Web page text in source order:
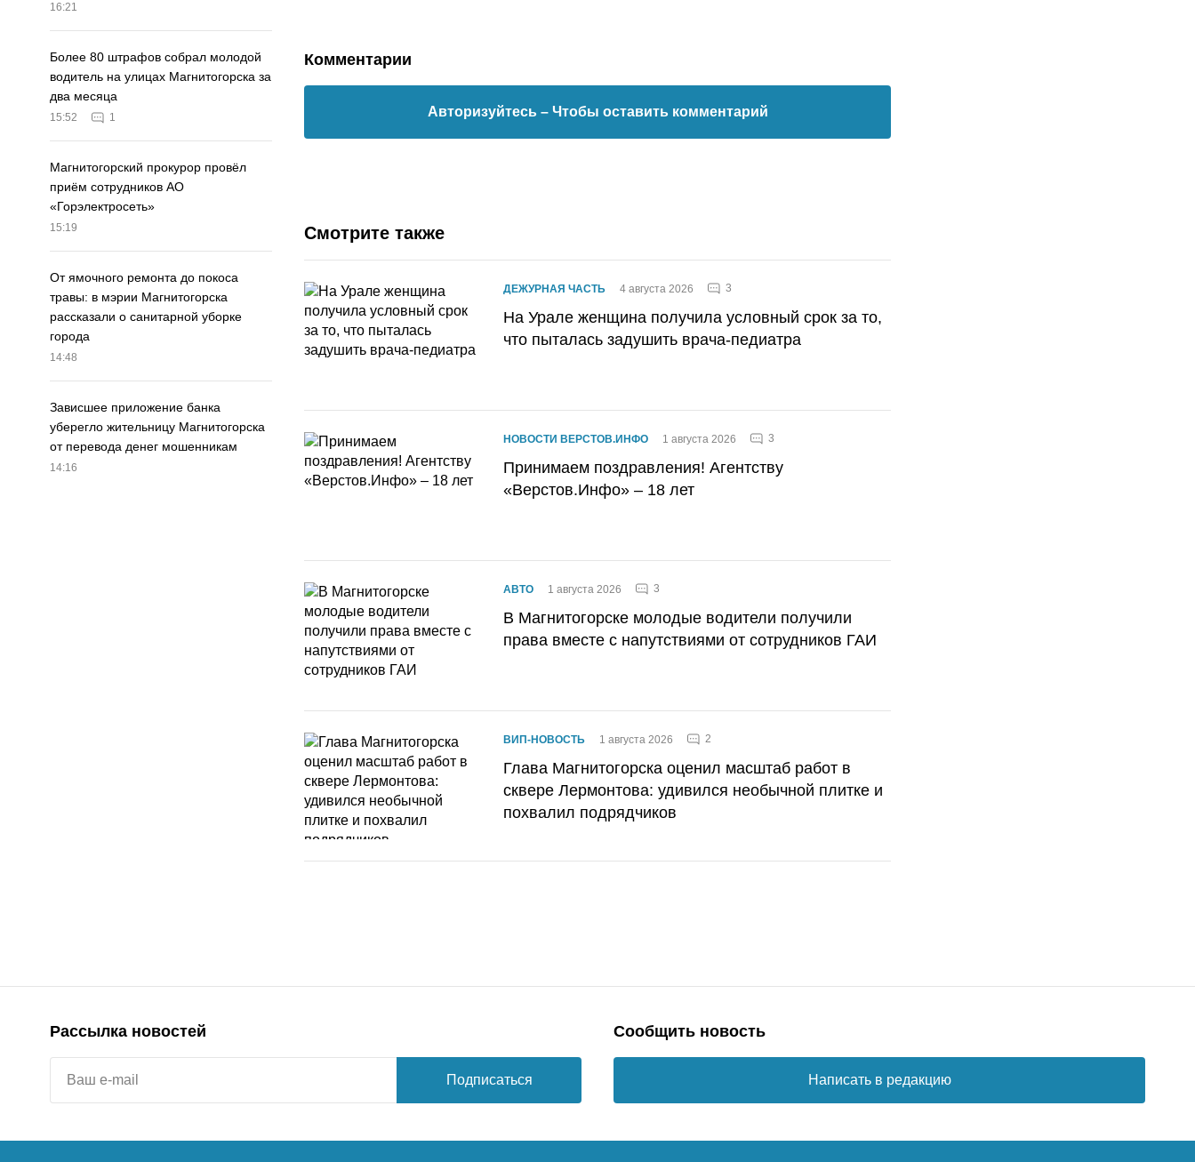
16:21
Более 80 штрафов собрал молодой
водитель на улицах Магнитогорска за
два месяца
15:52 1
Магнитогорский прокурор провёл
приём сотрудников АО
«Горэлектросеть»
15:19
От ямочного ремонта до покоса
травы: в мэрии Магнитогорска
рассказали о санитарной уборке
города
14:48
Зависшее приложение банка
уберегло жительницу Магнитогорска
от перевода денег мошенникам
14:16
Комментарии
Авторизуйтесь – Чтобы оставить комментарий
Смотрите также
ДЕЖУРНАЯ ЧАСТЬ 4 августа 2026 3
На Урале женщина получила условный срок за то,
что пыталась задушить врача-педиатра
НОВОСТИ ВЕРСТОВ.ИНФО 1 августа 2026 3
Принимаем поздравления! Агентству
«Верстов.Инфо» – 18 лет
АВТО 1 августа 2026 3
В Магнитогорске молодые водители получили
права вместе с напутствиями от сотрудников ГАИ
ВИП-НОВОСТЬ 1 августа 2026 2
Глава Магнитогорска оценил масштаб работ в
сквере Лермонтова: удивился необычной плитке и
похвалил подрядчиков
Рассылка новостей
Подписаться
Сообщить новость
Написать в редакцию